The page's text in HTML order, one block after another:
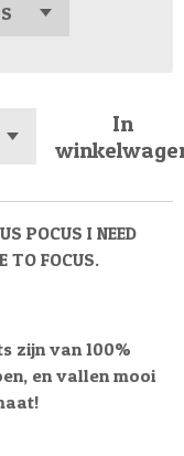
In
POCUS I NEED
TO FOCUS.
zijn van 100%
en vallen mooi